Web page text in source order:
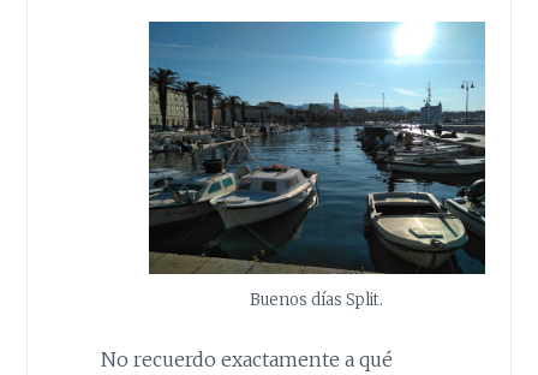
Buenos días Split.
No recuerdo exactamente a qué